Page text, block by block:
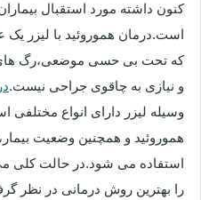
کنون داشته مورد استقبال
است.درمان هموروئید با لیزر
که تحت بی حسی موضعی،رگ
و نیازی به چاقوی جراحی نیست.
وسیله لیزر دارای انواع مختلفی
هموروئید و همچنین وضعیت
استفاده می شود.در حالت کلی می
را بهترین روش درمانی در نظر